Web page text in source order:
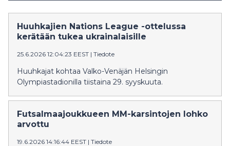
Huuhkajien Nations League -ottelussa
kerätään tukea ukrainalaisille
25.6.2026 12:04:23 EEST | Tiedote
Huuhkajat kohtaa Valko-Venäjän Helsingin
Olympiastadionilla tiistaina 29. syyskuuta.
Futsalmaajoukkueen MM-karsintojen lohko
arvottu
19.6.2026 14:16:44 EEST | Tiedote